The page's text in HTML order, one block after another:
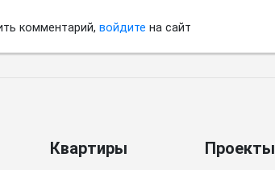
комментарий, войдите на сайт
Квартиры Проекты